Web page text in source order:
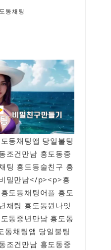
동채팅
동채팅앱 당일불팅
조건만남 흥도동중
팅 흥도동술친구 흥
밀만남</p><p>흥
도동채팅어플 흥도
채팅 흥도동원나잇
동중년만남 흥도동
동채팅앱 당일불팅
조건만남 흥도동중